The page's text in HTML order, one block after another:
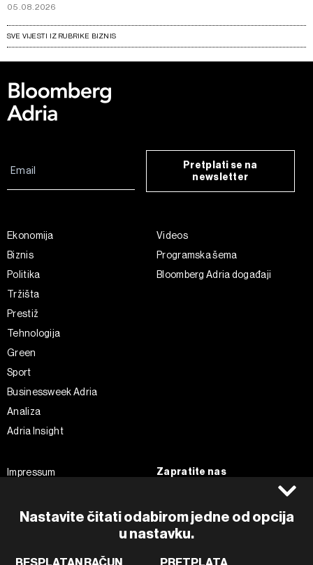
05.08.2026
SVE VIJESTI IZ RUBRIKE BIZNIS
Nastavite čitati odabirom jedne od opcija
u nastavku.
Pretplati se na
newsletter
Ekonomija
Biznis
Politika
Tržišta
Prestiž
Tehnologija
Green
Sport
Businessweek Adria
Analiza
Adria Insight
Videos
Programska šema
Bloomberg Adria događaji
Impressum
Pravila privatnosti
Zapratite nas
Instagram
Twitter